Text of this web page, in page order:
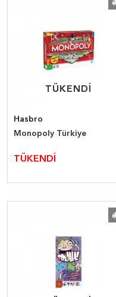
TÜKENDİ
TÜKENDİ
Hasbro
Monopoly Türkiye
TÜKENDİ